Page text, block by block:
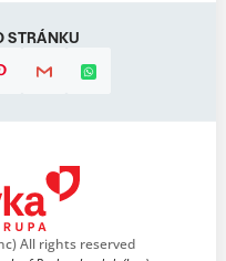
STRÁNKU
All rights reserved